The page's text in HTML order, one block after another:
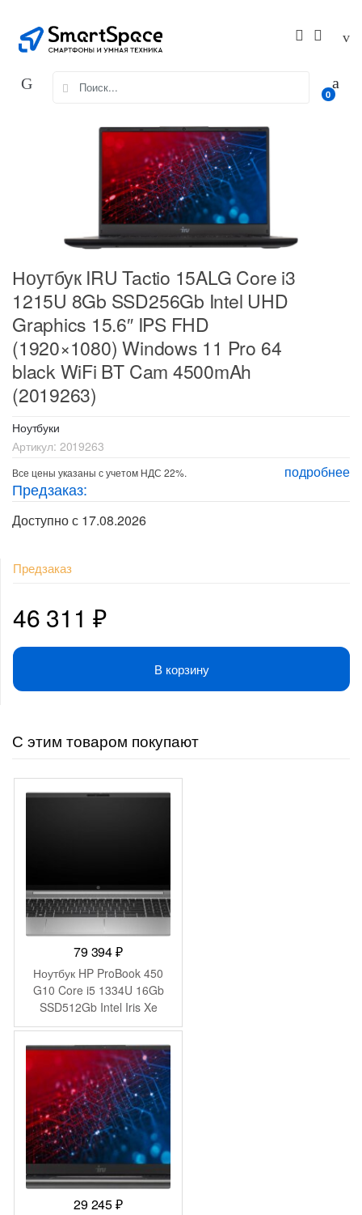
navigation
content
for:
0
Ноутбук IRU Tactio 15ALG Core i3
1215U 8Gb SSD256Gb Intel UHD
Graphics 15.6″ IPS FHD
(1920×1080) Windows 11 Pro 64
black WiFi BT Cam 4500mAh
(2019263)
Ноутбуки
Артикул: 2019263
подробнее
Все цены указаны с учетом НДС 22%.
Предзаказ:
Доступно с 17.08.2026
Предзаказ
46 311 ₽
В корзину
С этим товаром покупают
79 394₽
Ноутбук HP ProBook 450
G10 Core i5 1334U 16Gb
SSD512Gb Intel Iris Xe
graphics 15.6″ IPS FHD
(1920×1080) Windows 11
Pro 64 silver WiFi BT Cam
(A37SVET)
29 245₽